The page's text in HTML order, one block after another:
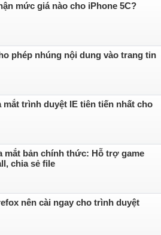
mức giá nào cho iPhone 5C?
phép nhúng nội dung vào trang tin
mắt trình duyệt IE tiên tiến nhất cho
mắt bản chính thức: Hỗ trợ game
chia sẻ file
nên cài ngay cho trình duyệt